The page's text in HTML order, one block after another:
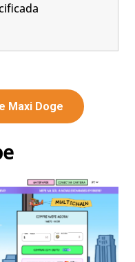
Maxi Doge